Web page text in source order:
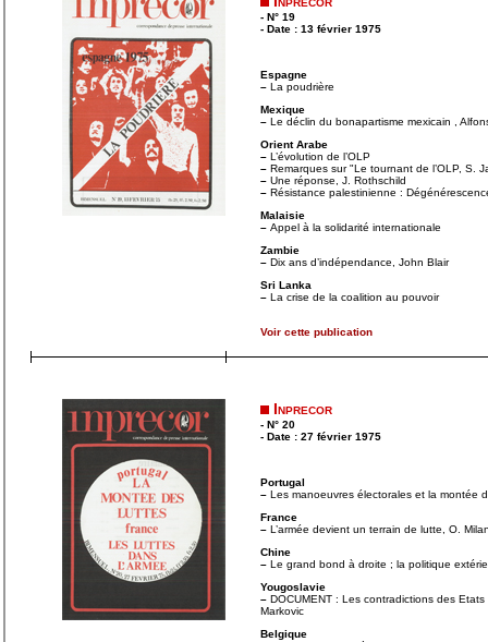
- N° 19
- Date : 13 février 1975
Espagne
– La poudrière
Mexique
– Le déclin du bonapartisme mexicain ,
Orient Arabe
– L’évolution de l’OLP
– Remarques sur "Le tournant de l’OLP, S.
– Une réponse, J. Rothschild
– Résistance palestinienne :
Malaisie
– Appel à la solidarité internationale
Zambie
– Dix ans d’indépendance, John Blair
Sri Lanka
– La crise de la coalition au pouvoir
Voir cette publication
Inprecor
- N° 20
- Date : 27 février 1975
Portugal
– Les manoeuvres électorales et la montée
France
– L’armée devient un terrain de lutte, O.
Chine
– Le grand bond à droite ; la politique
Yougoslavie
– DOCUMENT : Les contradictions des
Markovic
Belgique